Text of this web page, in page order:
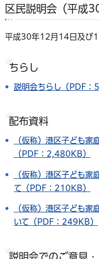
区民説明会（平成
平成30年12月14日及び
ちらし
説明会ちらし（PDF：
配布資料
（仮称）港区子ども家
（PDF：2,480KB）
（仮称）港区子ども家
て（PDF：210KB）
（仮称）港区子ども家
いて（PDF：249KB）
説明会でのご意見